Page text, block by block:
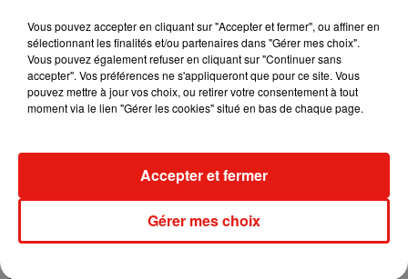
7 août 2026
Angèle et Amélie Lens dévoilent leur
collaboration tant attendue
5 août 2026
Vous pouvez accepter en cliquant sur "Accepter et fermer", ou affiner en
sélectionnant les finalités et/ou partenaires dans "Gérer mes choix".
Vous pouvez également refuser en cliquant sur "Continuer sans
accepter". Vos préférences ne s'appliqueront que pour ce site. Vous
pouvez mettre à jour vos choix, ou retirer votre consentement à tout
moment via le lien "Gérer les cookies" situé en bas de chaque page.
Gérer mes choix
Accepter et fermer